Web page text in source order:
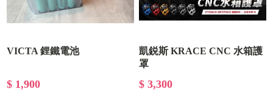
VICTA 鋰鐵電池
$ 1,900
凱鋭斯 KRACE CNC 水箱護
罩
$ 3,300